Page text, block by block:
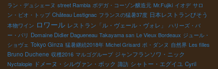
ラン・デュシェーヌ street Rambla ボデガ・コーゾン醸造元 Mr.Fujiki イオデ サロ
ン・ビオ・トップ Château Lestignac フランスの猛暑37度 日本レストランびそう
本物ワイン ロワール レストラン「ル・ヴェール・ヴォレ」
ハリーズ・バ
ー・パリ Domaine Didier Dagueneau Takayama san Le Vieux Bordeaux ジュール・
ショヴェ Tokyo Ginza 猛暑継続2018年 Michel Grisard ポ・ダンヌ 自然界 Les filles
Bruno Duchene 収穫2016 マルゴグループ ジャンフランソワ・ニック
Nyctalopie ドメーヌ・シルヴァン・ボック 諏訪 シャトー・エグイユ Cyril